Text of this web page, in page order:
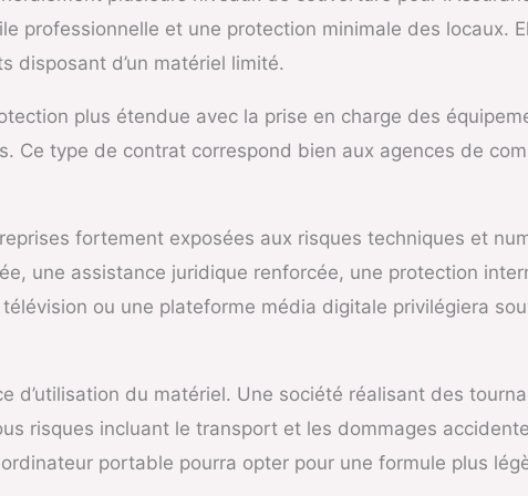
professionnelle et une protection minimale des locaux.
disposant d’un matériel limité.
plus étendue avec la prise en charge des
Ce type de contrat correspond bien aux agences de
fortement exposées aux risques techniques et
une assistance juridique renforcée, une protection
ou une plateforme média digitale privilégiera
d’utilisation du matériel. Une société réalisant des
risques incluant le transport et les dommages
portable pourra opter pour une formule plus